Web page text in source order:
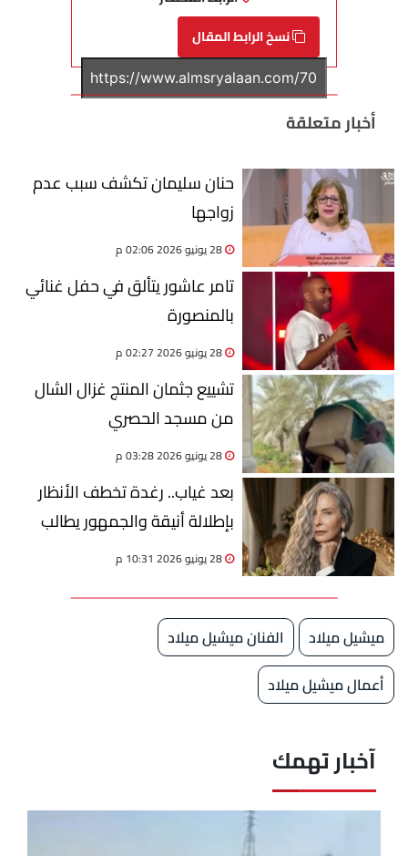
نسخ الرابط المقال
أخبار متعلقة
حنان سليمان تكشف سبب عدم
زواجها
28 يونيو 2026 02:06 م
تامر عاشور يتألق في حفل غنائي
بالمنصورة
28 يونيو 2026 02:27 م
تشييع جثمان المنتج غزال الشال
من مسجد الحصري
28 يونيو 2026 03:28 م
بعد غياب.. رغدة تخطف الأنظار
بإطلالة أنيقة والجمهور يطالب
بعودتها
28 يونيو 2026 10:31 م
ميشيل ميلاد
الفنان ميشيل ميلاد
أعمال ميشيل ميلاد
آخبار تهمك